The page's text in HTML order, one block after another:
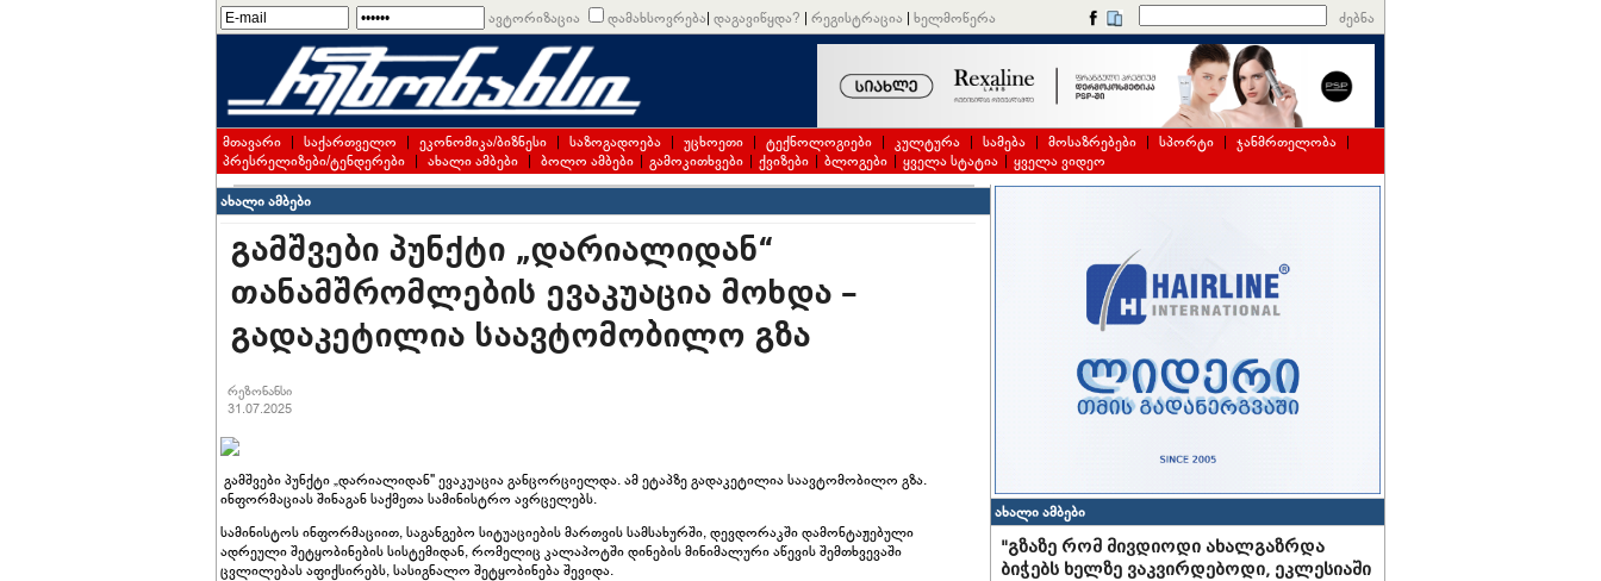
ავტორიზაცია დამახსოვრება| დაგავიწყდა? | რეგისტრაცია | ხელმოწერა ძებნა
მთავარი | საქართველო | ეკონომიკა/ბიზნესი | საზოგადოება | უცხოეთი | ტექნოლოგიები | კულტურა | სამება | მოსაზრებები | სპორტი | ჯანმრთელობა |
პრესრელიზები/ტენდერები | ახალი ამბები | ბოლო ამბები | გამოკითხვები | ქვიზები | ბლოგები | ყველა სტატია | ყველა ვიდეო
ახალი ამბები
გამშვები პუნქტი „დარიალიდან“
თანამშრომლების ევაკუაცია მოხდა –
გადაკეტილია საავტომობილო გზა
რეზონანსი
31.07.2025
გამშვები პუნქტი „დარიალიდან" ევაკუაცია განცორციელდა. ამ ეტაპზე გადაკეტილია საავტომობილო გზა.
ინფორმაციას შინაგან საქმეთა სამინისტრო ავრცელებს.
სამინისტოს ინფორმაციით, საგანგებო სიტუაციების მართვის სამსახურში, დევდორაკში დამონტაჟებული
ადრეული შეტყობინების სისტემიდან, რომელიც კალაპოტში დინების მინიმალური აწევის შემთხვევაში
ცვლილებას აფიქსირებს, სასიგნალო შეტყობინება შევიდა.
ახალი ამბები
"გზაზე რომ მივდიოდი ახალგაზრდა
ბიჭებს ხელზე ვაკვირდებოდი, ეკლესიაში